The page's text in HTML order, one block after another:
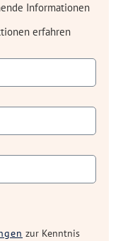
Informationen
erfahren
zur Kenntnis